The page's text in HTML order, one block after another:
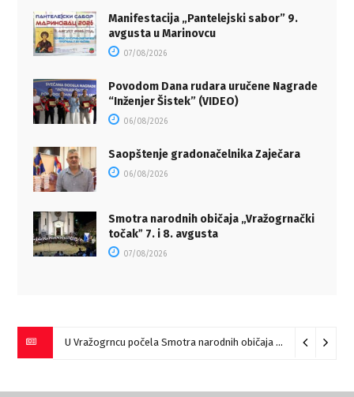
Manifestacija „Pantelejski sabor” 9.
avgusta u Marinovcu
07/08/2026
Povodom Dana rudara uručene Nagrade
“Inženjer Šistek” (VIDEO)
06/08/2026
Saopštenje gradonačelnika Zaječara
06/08/2026
Smotra narodnih običaja „Vražogrnački
točakˮ 7. i 8. avgusta
07/08/2026
U Vražogrncu počela Smotra narodnih običaja „Vražogrnački točak“